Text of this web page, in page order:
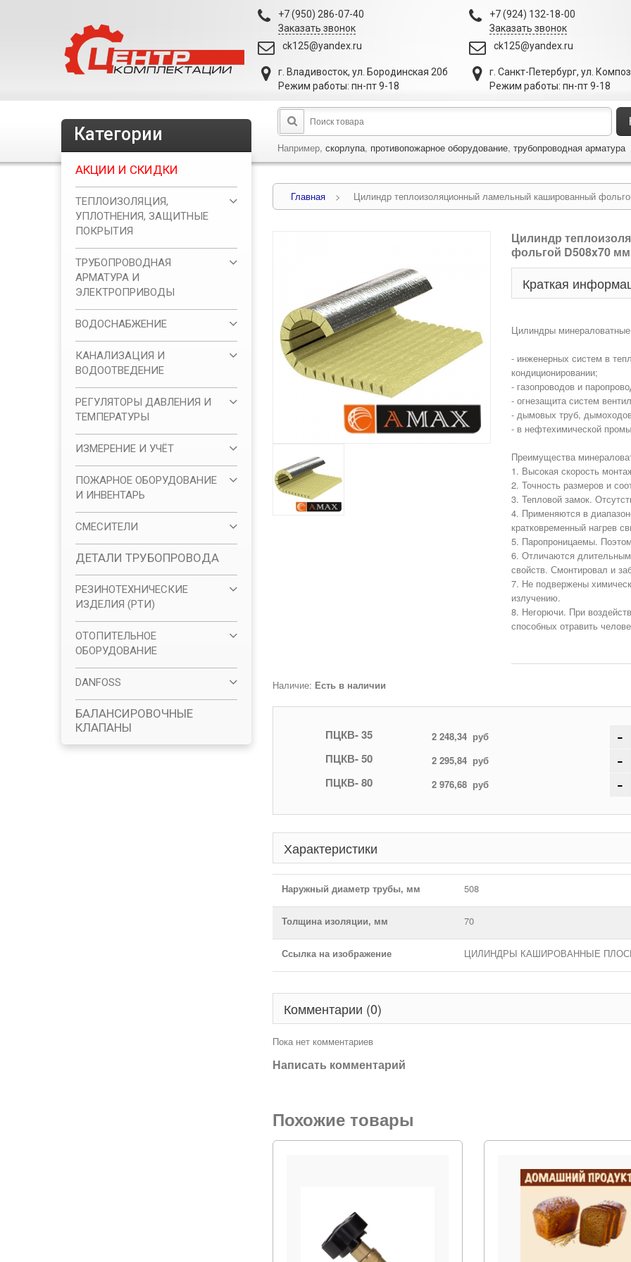
+7 (950) 286-07-40
Заказать звонок
ck125@yandex.ru
г. Владивосток, ул. Бородинская 20б
Режим работы: пн-пт 9-18
+7 (924) 132-18-00
Заказать звонок
ck125@yandex.ru
г. Санкт-Петербург, ул.
Режим работы: пн-пт 9-18
Например, скорлупа, противопожарное оборудование, трубопроводная арматура
Главная > Цилиндр теплоизоляционный ламельный кашированный
Цилиндр
фольгой D508x70 мм
Краткая
Цилиндры
- инженерных систем в
кондиционировании;
- газопроводов и
- огнезащита систем
- дымовых труб,
- в нефтехимической
Преимущества
1. Высокая скорость
2. Точность размеров и
3. Тепловой замок.
4. Применяются в
кратковременный нагрев
5. Паропроницаемы.
6. Отличаются
свойств. Смонтировал и
7. Не подвержены
излучению.
8. Негорючи. При
Наличие: Есть в наличии
ПЦКВ- 35 2 248,34руб -
ПЦКВ- 50 2 295,84руб -
ПЦКВ- 80 2 976,68руб -
Характеристики
Наружный диаметр трубы, мм 508
Толщина изоляции, мм 70
Ссылка на изображение ЦИЛИНДРЫ КАШИРОВАННЫЕ
Комментарии (0)
Пока нет комментариев
Написать комментарий
Похожие товары
Категории
АКЦИИ И СКИДКИ
ТЕПЛОИЗОЛЯЦИЯ,
УПЛОТНЕНИЯ, ЗАЩИТНЫЕ
ПОКРЫТИЯ
ТРУБОПРОВОДНАЯ
АРМАТУРА И
ЭЛЕКТРОПРИВОДЫ
ВОДОСНАБЖЕНИЕ
КАНАЛИЗАЦИЯ И
ВОДООТВЕДЕНИЕ
РЕГУЛЯТОРЫ ДАВЛЕНИЯ И
ТЕМПЕРАТУРЫ
ИЗМЕРЕНИЕ И УЧЁТ
ПОЖАРНОЕ ОБОРУДОВАНИЕ
И ИНВЕНТАРЬ
СМЕСИТЕЛИ
ДЕТАЛИ ТРУБОПРОВОДА
РЕЗИНОТЕХНИЧЕСКИЕ
ИЗДЕЛИЯ (РТИ)
ОТОПИТЕЛЬНОЕ
ОБОРУДОВАНИЕ
DANFOSS
БАЛАНСИРОВОЧНЫЕ
КЛАПАНЫ